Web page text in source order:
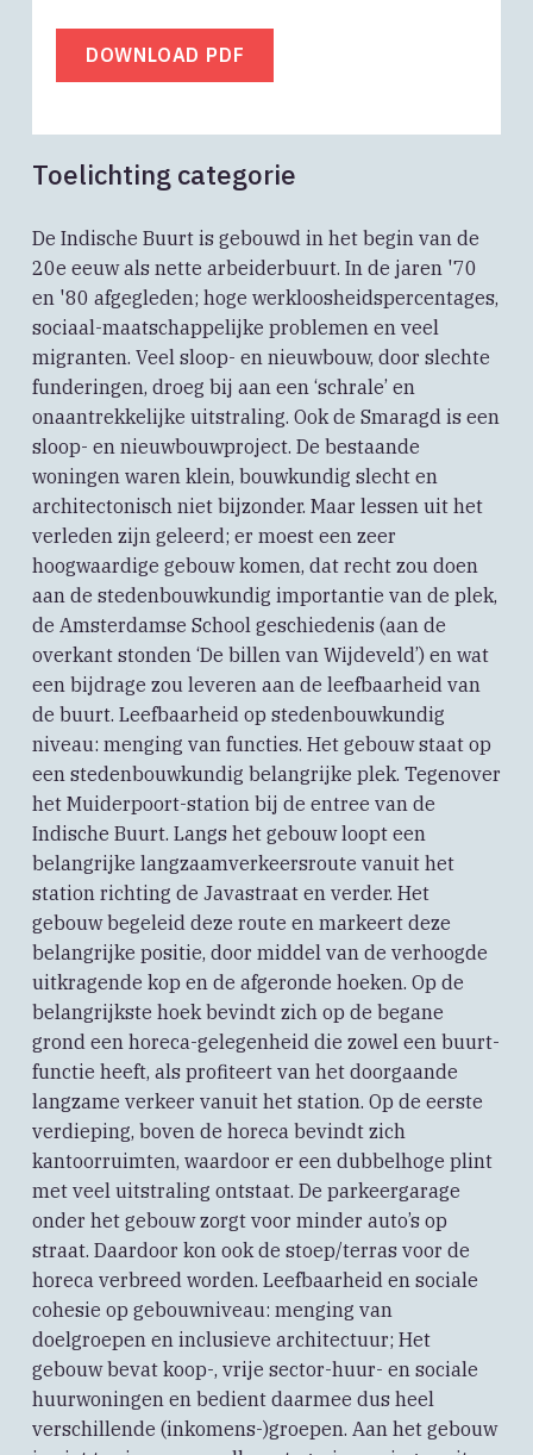
Toelichting categorie
De Indische Buurt is gebouwd in het begin van de
20e eeuw als nette arbeiderbuurt. In de jaren '70
en '80 afgegleden; hoge werkloosheidspercentages,
sociaal-maatschappelijke problemen en veel
migranten. Veel sloop- en nieuwbouw, door slechte
funderingen, droeg bij aan een ‘schrale’ en
onaantrekkelijke uitstraling. Ook de Smaragd is een
sloop- en nieuwbouwproject. De bestaande
woningen waren klein, bouwkundig slecht en
architectonisch niet bijzonder. Maar lessen uit het
verleden zijn geleerd; er moest een zeer
hoogwaardige gebouw komen, dat recht zou doen
aan de stedenbouwkundig importantie van de plek,
de Amsterdamse School geschiedenis (aan de
overkant stonden ‘De billen van Wijdeveld’) en wat
een bijdrage zou leveren aan de leefbaarheid van
de buurt. Leefbaarheid op stedenbouwkundig
niveau: menging van functies. Het gebouw staat op
een stedenbouwkundig belangrijke plek. Tegenover
het Muiderpoort-station bij de entree van de
Indische Buurt. Langs het gebouw loopt een
belangrijke langzaamverkeersroute vanuit het
station richting de Javastraat en verder. Het
gebouw begeleid deze route en markeert deze
belangrijke positie, door middel van de verhoogde
uitkragende kop en de afgeronde hoeken. Op de
belangrijkste hoek bevindt zich op de begane
grond een horeca-gelegenheid die zowel een buurt-
functie heeft, als profiteert van het doorgaande
langzame verkeer vanuit het station. Op de eerste
verdieping, boven de horeca bevindt zich
kantoorruimten, waardoor er een dubbelhoge plint
met veel uitstraling ontstaat. De parkeergarage
onder het gebouw zorgt voor minder auto’s op
straat. Daardoor kon ook de stoep/terras voor de
horeca verbreed worden. Leefbaarheid en sociale
cohesie op gebouwniveau: menging van
doelgroepen en inclusieve architectuur; Het
gebouw bevat koop-, vrije sector-huur- en sociale
huurwoningen en bedient daarmee dus heel
verschillende (inkomens-)groepen. Aan het gebouw
DOWNLOAD PDF